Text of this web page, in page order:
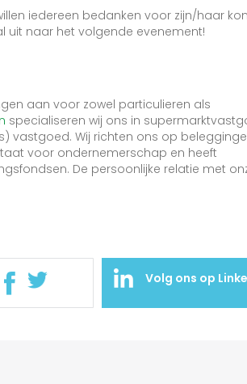
iedereen bedanken voor zijn/haar
uit naar het volgende evenement!
aan voor zowel particulieren als
specialiseren wij ons in
vastgoed. Wij richten ons op
voor ondernemerschap en heeft
De persoonlijke relatie met
Volg ons op